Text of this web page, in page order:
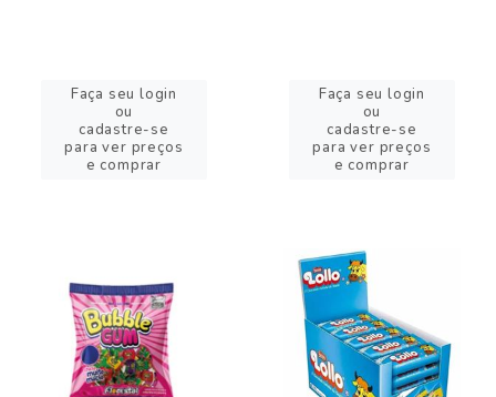
Faça seu login
ou
cadastre-se
para ver preços
e comprar
Faça seu login
ou
cadastre-se
para ver preços
e comprar